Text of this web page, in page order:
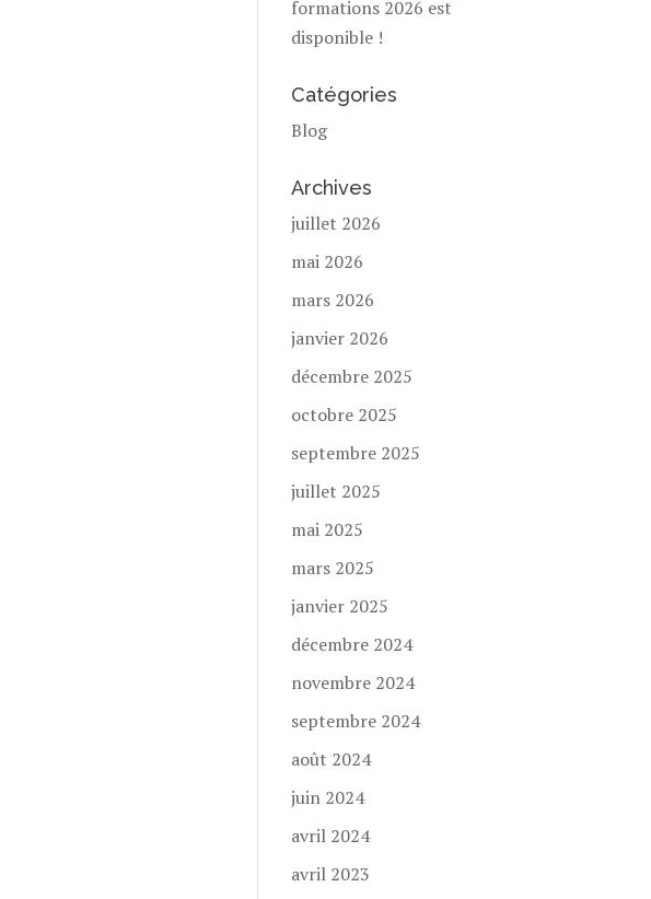
formations 2026 est
disponible !
Catégories
Blog
Archives
juillet 2026
mai 2026
mars 2026
janvier 2026
décembre 2025
octobre 2025
septembre 2025
juillet 2025
mai 2025
mars 2025
janvier 2025
décembre 2024
novembre 2024
septembre 2024
août 2024
juin 2024
avril 2024
avril 2023